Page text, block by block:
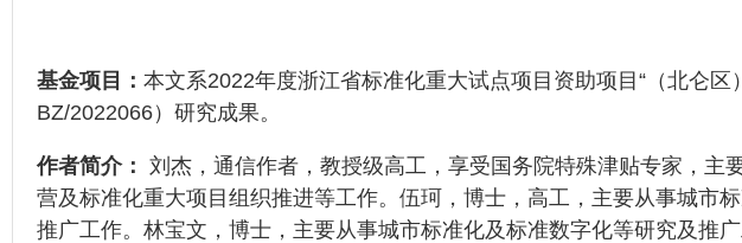
基金项目： 本文系2022年度浙江省标准化重大试点项目资助项目“（北仑
BZ/2022066）研究成果。
作者简介： 刘杰，通信作者，教授级高工，享受国务院特殊津贴专家，主
营及标准化重大项目组织推进等工作。伍珂，博士，高工，主要从事城市
推广工作。林宝文，博士，主要从事城市标准化及标准数字化等研究及推广